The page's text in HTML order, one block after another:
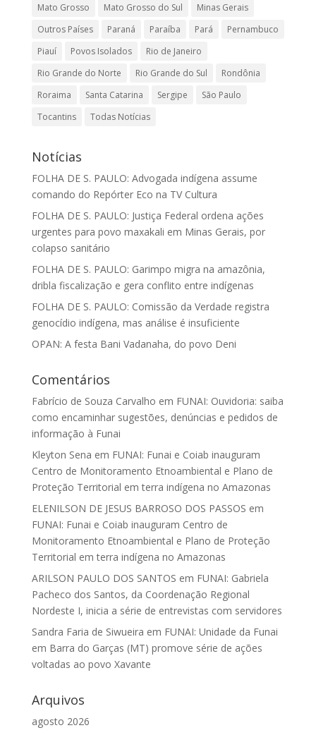
Mato Grosso
Mato Grosso do Sul
Minas Gerais
Outros Países
Paraná Paraíba Pará
Pernambuco
Piauí
Povos Isolados
Rio de Janeiro
Rio Grande do Norte
Rio Grande do Sul
Rondônia
Roraima
Santa Catarina Sergipe
São Paulo
Tocantins
Todas Notícias
Notícias
FOLHA DE S. PAULO: Advogada indígena assume
comando do Repórter Eco na TV Cultura
FOLHA DE S. PAULO: Justiça Federal ordena ações
urgentes para povo maxakali em Minas Gerais, por
colapso sanitário
FOLHA DE S. PAULO: Garimpo migra na amazônia,
dribla fiscalização e gera conflito entre indígenas
FOLHA DE S. PAULO: Comissão da Verdade registra
genocídio indígena, mas análise é insuficiente
OPAN: A festa Bani Vadanaha, do povo Deni
Comentários
Fabrício de Souza Carvalho em FUNAI: Ouvidoria: saiba
como encaminhar sugestões, denúncias e pedidos de
informação à Funai
Kleyton Sena em FUNAI: Funai e Coiab inauguram
Centro de Monitoramento Etnoambiental e Plano de
Proteção Territorial em terra indígena no Amazonas
ELENILSON DE JESUS BARROSO DOS PASSOS em
FUNAI: Funai e Coiab inauguram Centro de
Monitoramento Etnoambiental e Plano de Proteção
Territorial em terra indígena no Amazonas
ARILSON PAULO DOS SANTOS em FUNAI: Gabriela
Pacheco dos Santos, da Coordenação Regional
Nordeste I, inicia a série de entrevistas com servidores
Sandra Faria de Siwueira em FUNAI: Unidade da Funai
em Barra do Garças (MT) promove série de ações
voltadas ao povo Xavante
Arquivos
agosto 2026